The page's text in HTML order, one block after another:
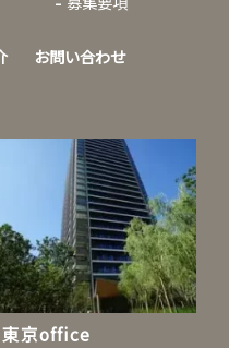
お問い合わせ
東京office